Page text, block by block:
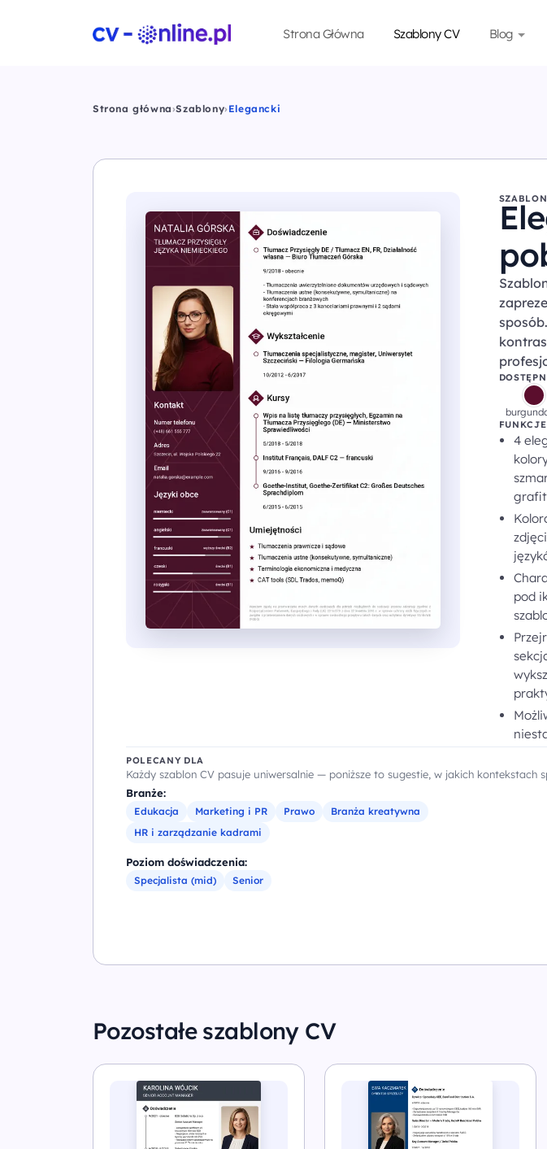
Strona Główna Szablony CV Blog
Strona główna›Szablony› Elegancki
4
pod
POLECANY DLA
Każdy szablon CV pasuje uniwersalnie — poniższe to sugestie, w jakich kontekstach
Branże:
Edukacja Marketing i PR Prawo
Branża kreatywna
HR i zarządzanie kadrami
Poziom doświadczenia:
Specjalista (mid) Senior
Pozostałe szablony CV